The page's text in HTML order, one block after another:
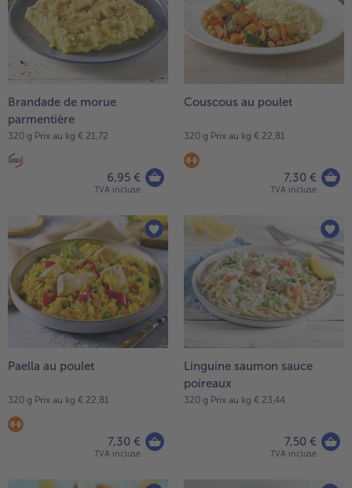
Brandade de morue
parmentière
320 g Prix au kg € 21,72
6,95 €
TVA incluse
Couscous au poulet
320 g Prix au kg € 22,81
7,30 €
TVA incluse
Paella au poulet
320 g Prix au kg € 22,81
7,30 €
TVA incluse
Linguine saumon sauce
poireaux
320 g Prix au kg € 23,44
7,50 €
TVA incluse